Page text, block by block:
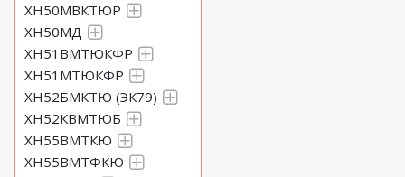
ХН50МВКТЮР
ХН50МД
ХН51ВМТЮКФР
ХН51МТЮКФР
ХН52БМКТЮ (ЭК79)
ХН52КВМТЮБ
ХН55ВМТКЮ
ХН55ВМТФКЮ